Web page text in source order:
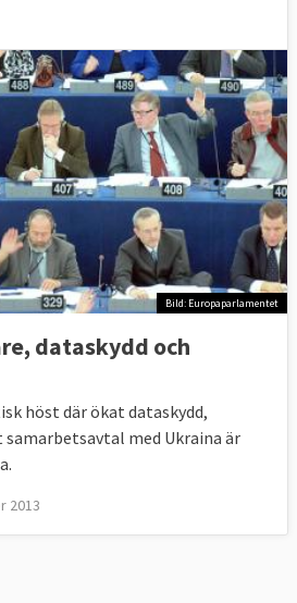
Bild: Europaparlamentet
dataskydd och
höst där ökat dataskydd,
med Ukraina är
2013